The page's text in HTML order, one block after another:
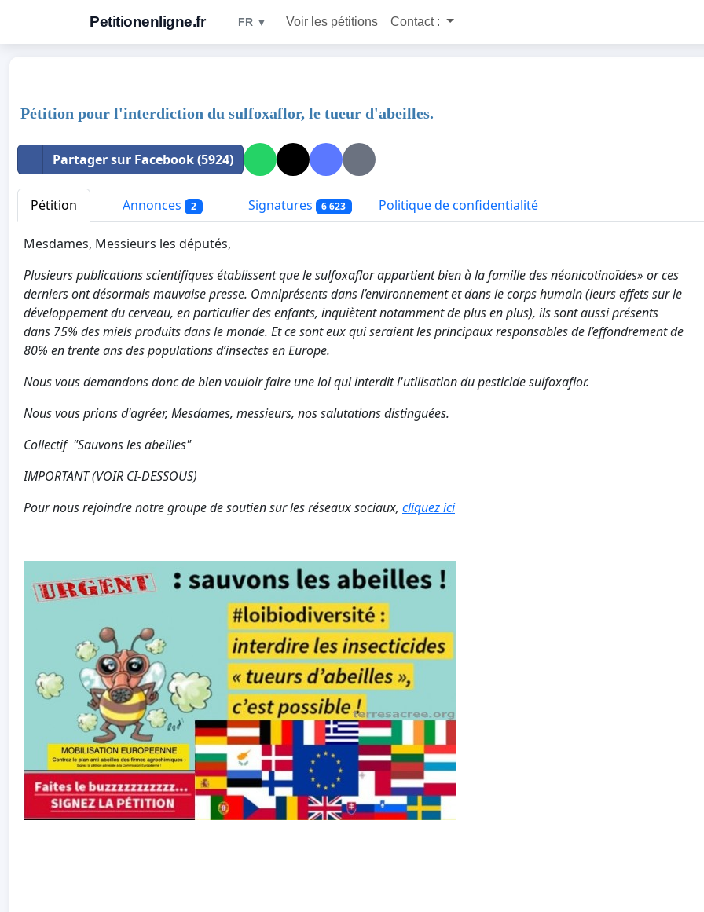
Petitionenligne.fr FR ▼ Voir les pétitions Contact :
Pétition pour l'interdiction du sulfoxaflor, le tueur d'abeilles.
Partager sur Facebook (5924)
Pétition Annonces 2 Signatures 6 623 Politique de confidentialité
Mesdames, Messieurs les députés,
Plusieurs publications scientifiques établissent que le sulfoxaflor appartient bien à la famille des néonicotinoïdes» or ces
derniers ont désormais mauvaise presse. Omniprésents dans l’environnement et dans le corps humain (leurs effets sur le
développement du cerveau, en particulier des enfants, inquiètent notamment de plus en plus), ils sont aussi présents
dans 75% des miels produits dans le monde. Et ce sont eux qui seraient les principaux responsables de l’effondrement de
80% en trente ans des populations d’insectes en Europe.
Nous vous demandons donc de bien vouloir faire une loi qui interdit l'utilisation du pesticide sulfoxaflor.
Nous vous prions d'agréer, Mesdames, messieurs, nos salutations distinguées.
Collectif "Sauvons les abeilles"
IMPORTANT (VOIR CI-DESSOUS)
Pour nous rejoindre notre groupe de soutien sur les réseaux sociaux, cliquez ici